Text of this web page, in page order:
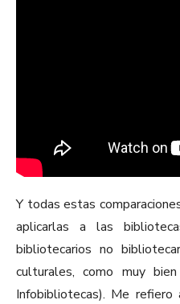
Y todas estas
aplicarlas a las
bibliotecarios no
culturales, como muy
Infobibliotecas). Me